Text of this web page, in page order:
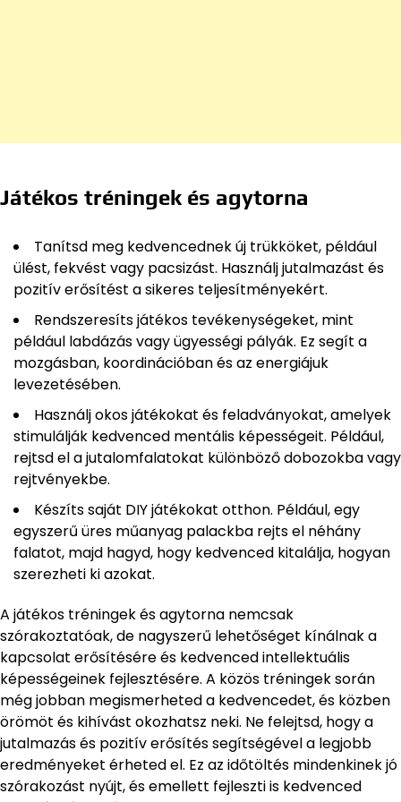
Játékos tréningek és agytorna
Tanítsd meg kedvencednek új trükköket, például
ülést, fekvést vagy pacsizást. Használj jutalmazást és
pozitív erősítést a sikeres teljesítményekért.
Rendszeresíts játékos tevékenységeket, mint
például labdázás vagy ügyességi pályák. Ez segít a
mozgásban, koordinációban és az energiájuk
levezetésében.
Használj okos játékokat és feladványokat, amelyek
stimulálják kedvenced mentális képességeit. Például,
rejtsd el a jutalomfalatokat különböző dobozokba vagy
rejtvényekbe.
Készíts saját DIY játékokat otthon. Például, egy
egyszerű üres műanyag palackba rejts el néhány
falatot, majd hagyd, hogy kedvenced kitalálja, hogyan
szerezheti ki azokat.
A játékos tréningek és agytorna nemcsak
szórakoztatóak, de nagyszerű lehetőséget kínálnak a
kapcsolat erősítésére és kedvenced intellektuális
képességeinek fejlesztésére. A közös tréningek során
még jobban megismerheted a kedvencedet, és közben
örömöt és kihívást okozhatsz neki. Ne felejtsd, hogy a
jutalmazás és pozitív erősítés segítségével a legjobb
eredményeket érheted el. Ez az időtöltés mindenkinek jó
szórakozást nyújt, és emellett fejleszti is kedvenced